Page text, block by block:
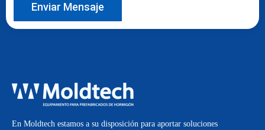
Enviar Mensaje
En Moldtech estamos a su disposición para aportar soluciones